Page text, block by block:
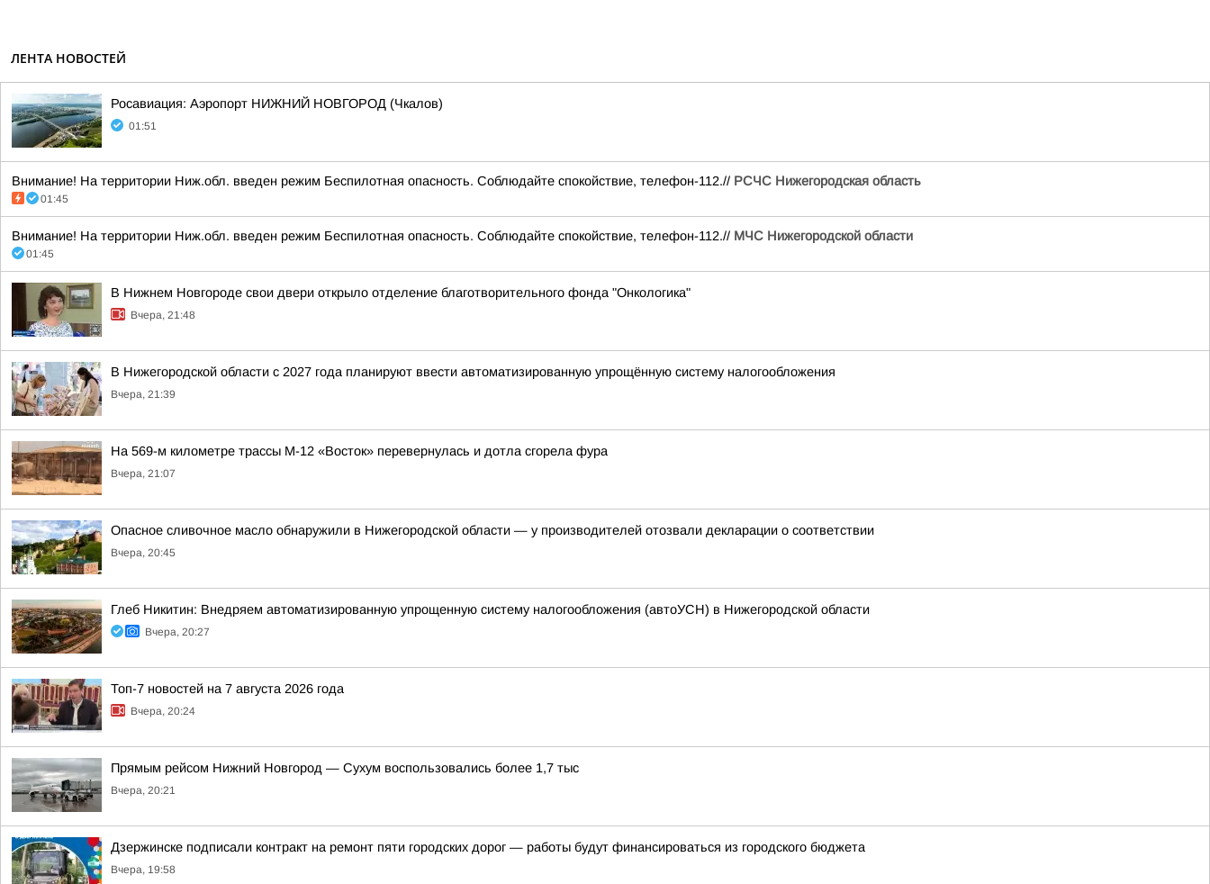
ЛЕНТА НОВОСТЕЙ
Росавиация: Аэропорт НИЖНИЙ НОВГОРОД (Чкалов)
01:51
Внимание! На территории Ниж.обл. введен режим Беспилотная опасность. Соблюдайте спокойствие, телефон-112.// РСЧС Нижегородская область
01:45
Внимание! На территории Ниж.обл. введен режим Беспилотная опасность. Соблюдайте спокойствие, телефон-112.// МЧС Нижегородской области
01:45
В Нижнем Новгороде свои двери открыло отделение благотворительного фонда "Онкологика"
Вчера, 21:48
В Нижегородской области с 2027 года планируют ввести автоматизированную упрощённую систему налогообложения
Вчера, 21:39
На 569-м километре трассы М-12 «Восток» перевернулась и дотла сгорела фура
Вчера, 21:07
Опасное сливочное масло обнаружили в Нижегородской области — у производителей отозвали декларации о соответствии
Вчера, 20:45
Глеб Никитин: Внедряем автоматизированную упрощенную систему налогообложения (автоУСН) в Нижегородской области
Вчера, 20:27
Топ-7 новостей на 7 августа 2026 года
Вчера, 20:24
Прямым рейсом Нижний Новгород — Сухум воспользовались более 1,7 тыс
Вчера, 20:21
Дзержинске подписали контракт на ремонт пяти городских дорог — работы будут финансироваться из городского бюджета
Вчера, 19:58